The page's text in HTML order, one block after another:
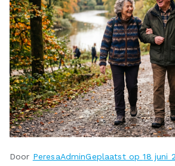
Door PeresaAdminGeplaatst op18 juni